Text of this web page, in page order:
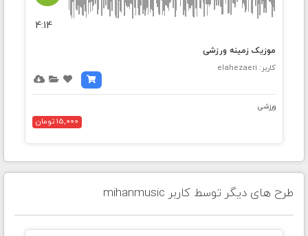
4:14
موزیک زمینه ورزشی
کاربر: elahezaeri
ورزشی
15,000 تومان
طرح های دیگر توسط کاربر mihanmusic